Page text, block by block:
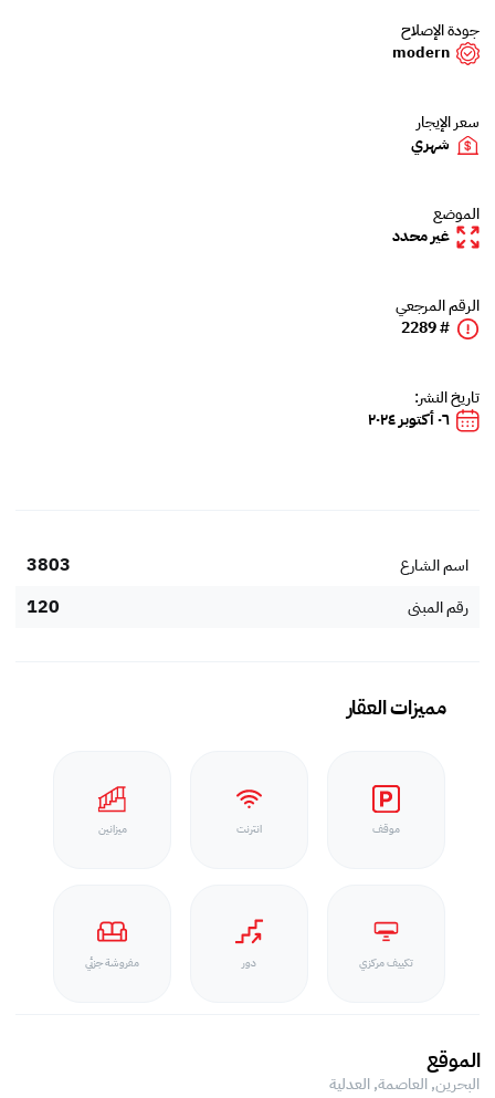
جودة الإصلاح
modern
سعر الإيجار
شهري
الموضع
غير محدد
الرقم المرجعي
# 2289
تاريخ النشر:
٠٦ أكتوبر ٢٠٢٤
اسم الشارع 3803
رقم المبنى 120
مميزات العقار
موقف انترنت ميزانين
تكييف مركزي دور مفروشة جزئي
الموقع
البحرين, العاصمة,العدلية